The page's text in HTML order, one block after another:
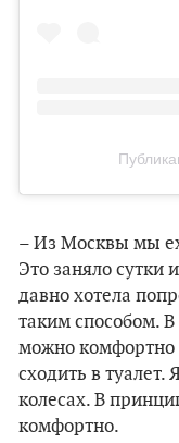
– Из Москвы мы
Это заняло сутки
давно хотела
таким способом. В
можно комфортно
сходить в
колесах. В
комфортно.